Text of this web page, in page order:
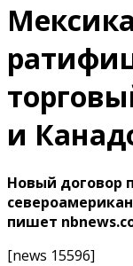
Мексика
и
Новый договор
пишет
[news 15596]